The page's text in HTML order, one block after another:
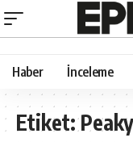
Haber İnceleme
Etiket: